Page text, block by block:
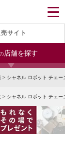
サイト
店舗を探す
）
す
新宿東口店
名古屋大須店
> シャネル ロボット チェ
> シャネル ロボット チェ